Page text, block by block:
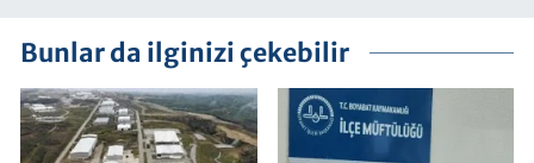
Bunlar da ilginizi çekebilir